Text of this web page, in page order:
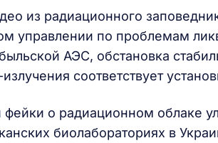
из радиационного
управлении по проблемам
АЭС, обстановка
соответствует
фейки о радиационном облаке
биолабораториях в